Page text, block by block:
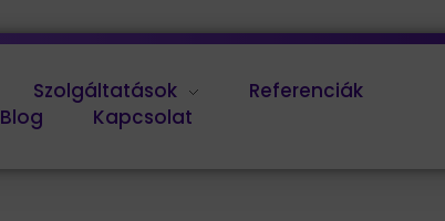
Szolgáltatások
Referenciák
Blog
Kapcsolat